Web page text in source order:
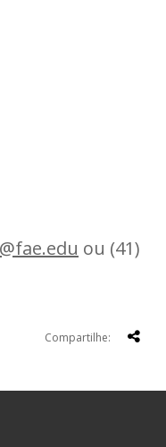
ou (41)
Compartilhe: